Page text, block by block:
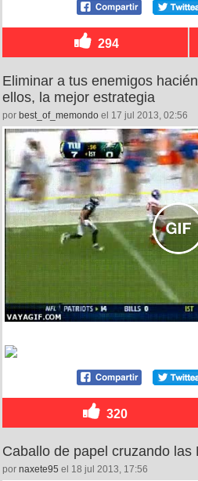
294
Eliminar a tus enemigos
ellos, la mejor estrategia
por best_of_memondo el 17 jul 2013, 02:56
320
Caballo de papel cruzando las
por naxete95 el 18 jul 2013, 17:56